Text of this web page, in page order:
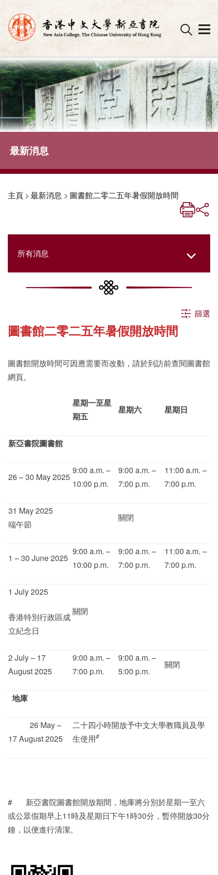
Skip
to
content
最新消息
主頁> 最新消息 > 圖書館二零二五年暑假開放時間
所有消息
所有消息
活動
申請
其他
篩選
圖書館二零二五年暑假開放時間
圖書館開放時間可因應需要而改動，請於到訪前查閱圖書館
網頁。
星期一至星
期五
星期六 星期日
新亞書院圖書館
26 – 30 May 2025
9:00 a.m. –
10:00 p.m.
9:00 a.m. –
7:00 p.m.
11:00 a.m. –
7:00 p.m.
31 May 2025
端午節
關閉
1 – 30 June 2025
9:00 a.m. –
10:00 p.m.
9:00 a.m. –
7:00 p.m.
11:00 a.m. –
7:00 p.m.
1 July 2025
香港特別行政區成
立紀念日
關閉
2 July – 17
August 2025
9:00 a.m. –
7:00 p.m.
9:00 a.m. –
5:00 p.m.
關閉
地庫
26 May –
17 August 2025
二十四小時開放予中文大學教職員及學
生使用#
# 新亞書院圖書館開放期間，地庫將分別於星期一至六
或公眾假期早上11時及星期日下午1時30分，暫停開放30分
鐘，以便進行清潔。